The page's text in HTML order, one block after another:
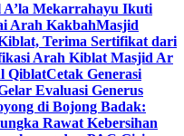
Mekarrahayu Ikuti
Arah KakbahMasjid
Terima Sertifikat dari
Arah Kiblat Masjid Ar
QiblatCetak Generasi
Evaluasi Generus
di Bojong Badak:
Rawat Kebersihan